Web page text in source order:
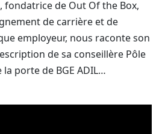
fondatrice de Out Of the Box,
de carrière et de
employeur, nous raconte son
de sa conseillère Pôle
porte de BGE ADIL…